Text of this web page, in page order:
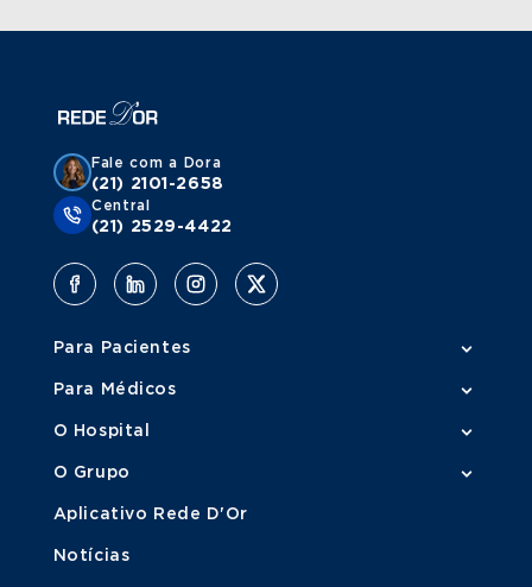
Fale com a Dora
(21) 2101-2658
Central
(21) 2529-4422
Para Pacientes
Para Médicos
O Hospital
O Grupo
Aplicativo Rede D'Or
Notícias